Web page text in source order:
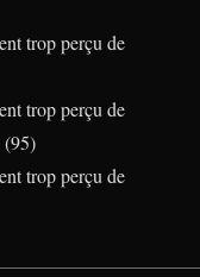
trop perçu de
trop perçu de
(95)
trop perçu de